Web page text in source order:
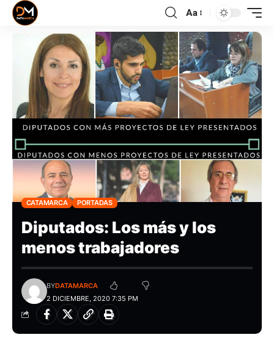
Aa
CATAMARCA PORTADAS
Diputados: Los más y los
menos trabajadores
2 DICIEMBRE, 2020 7:35 PM
BYDATAMARCA